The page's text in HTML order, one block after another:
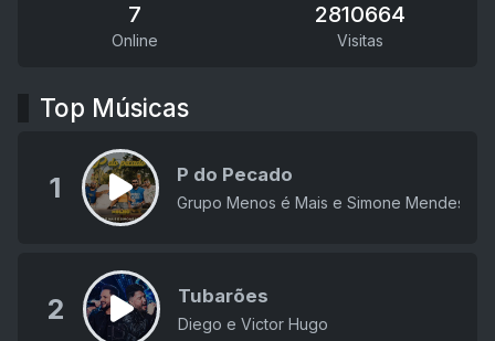
7
Online
2810664
Visitas
Top Músicas
1 P do Pecado
Grupo Menos é Mais e Simone Mendes
2 Tubarões
Diego e Victor Hugo